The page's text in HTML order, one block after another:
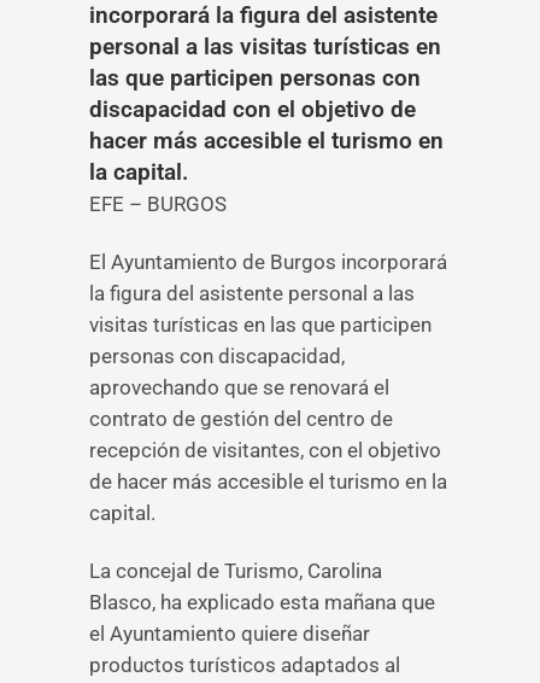
incorporará la figura del asistente
personal a las visitas turísticas en
las que participen personas con
discapacidad con el objetivo de
hacer más accesible el turismo en
la capital.
EFE – BURGOS
El Ayuntamiento de Burgos incorporará
la figura del asistente personal a las
visitas turísticas en las que participen
personas con discapacidad,
aprovechando que se renovará el
contrato de gestión del centro de
recepción de visitantes, con el objetivo
de hacer más accesible el turismo en la
capital.
La concejal de Turismo, Carolina
Blasco, ha explicado esta mañana que
el Ayuntamiento quiere diseñar
productos turísticos adaptados al